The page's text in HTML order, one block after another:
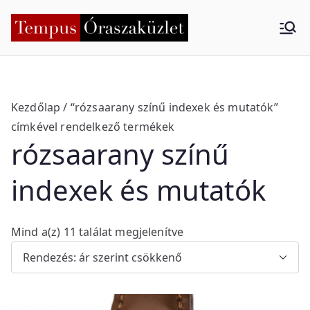
Tempus
küzlet
Kezdőlap / “rózsaarany színű indexek és mutatók”
címkével rendelkező termékek
rózsaarany színű
indexek és mutatók
Mind a(z) 11 találat megjelenítveS
r